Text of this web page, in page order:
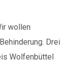
wollen
Drei
Wolfenbüttel